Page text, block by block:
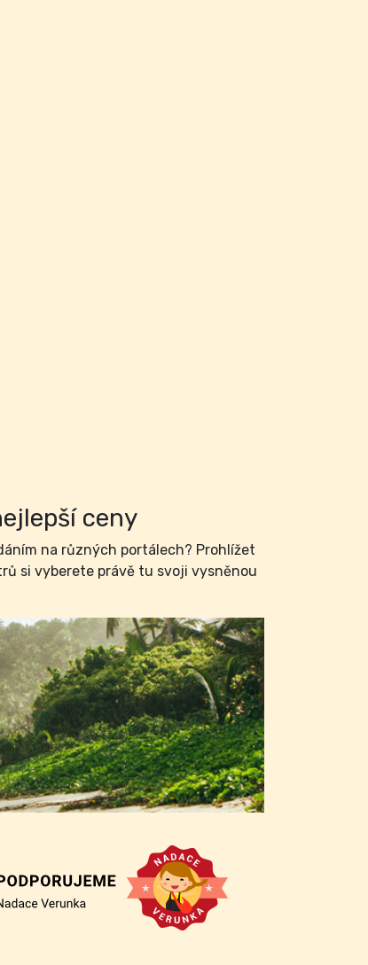
ceny
na různých portálech? Prohlížet
si vyberete právě tu svoji vysněnou